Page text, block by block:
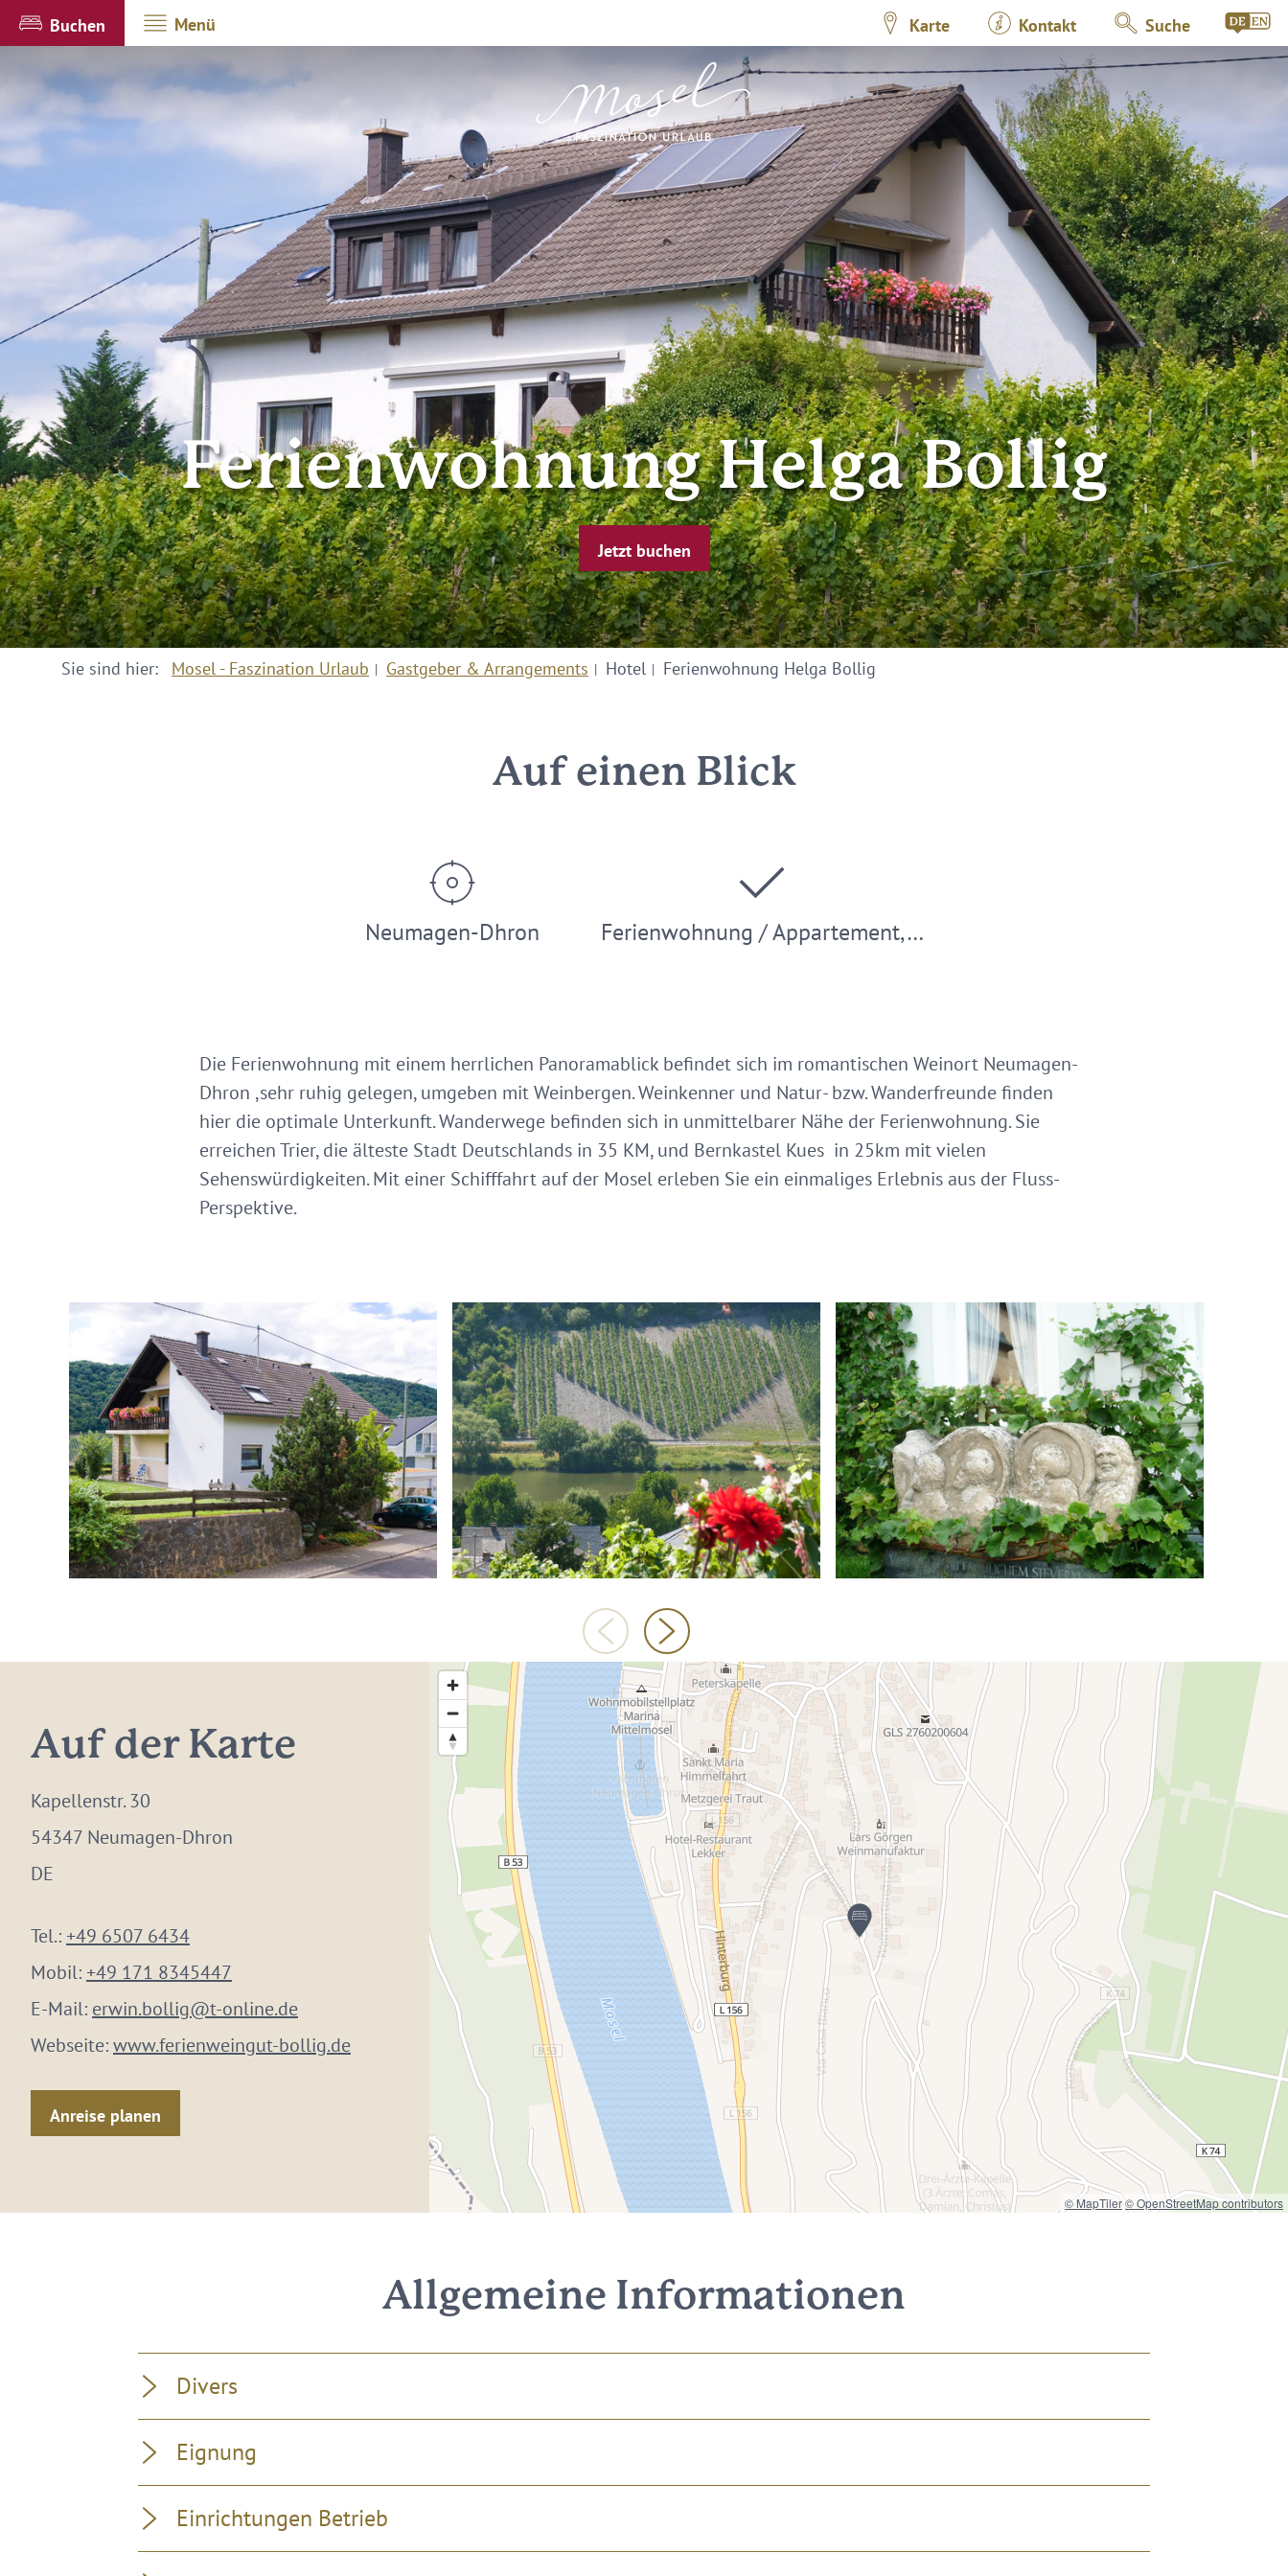
Buchen Menü Karte Kontakt Suche
Ferienwohnung Helga Bollig
Jetzt buchen
Sie sind hier: Mosel - Faszination Urlaub Gastgeber & Arrangements Hotel Ferienwohnung Helga Bollig
Auf einen Blick
Neumagen-Dhron Ferienwohnung / Appartement,…
Die Ferienwohnung mit einem herrlichen Panoramablick befindet sich im romantischen Weinort Neumagen-
Dhron ,sehr ruhig gelegen, umgeben mit Weinbergen. Weinkenner und Natur- bzw. Wanderfreunde finden
hier die optimale Unterkunft. Wanderwege befinden sich in unmittelbarer Nähe der Ferienwohnung. Sie
erreichen Trier, die älteste Stadt Deutschlands in 35 KM, und Bernkastel Kues in 25km mit vielen
Sehenswürdigkeiten. Mit einer Schifffahrt auf der Mosel erleben Sie ein einmaliges Erlebnis aus der Fluss-
Perspektive.
Auf der Karte
Kapellenstr. 30
54347 Neumagen-Dhron
DE
Tel.:+49 6507 6434
Mobil:+49 171 8345447
E-Mail: erwin.bollig@t-online.de
Webseite:www.ferienweingut-bollig.de
Anreise planen
© MapTiler© OpenStreetMap contributors
Allgemeine Informationen
Divers
Eignung
Einrichtungen Betrieb